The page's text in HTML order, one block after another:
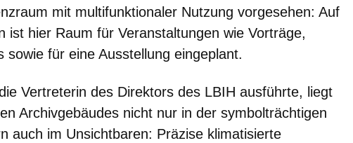
mit multifunktionaler Nutzung vorgesehen: Auf
ist hier Raum für Veranstaltungen wie Vorträge,
sowie für eine Ausstellung eingeplant.
Vertreterin des Direktors des LBIH ausführte, liegt
Archivgebäudes nicht nur in der symbolträchtigen
auch im Unsichtbaren: Präzise klimatisierte